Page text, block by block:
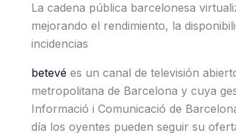
La cadena pública barcelonesa
mejorando el rendimiento, la
incidencias
betevé es un canal de televisión
metropolitana de Barcelona y cuya
Informació i Comunicació de
día los oyentes pueden seguir su